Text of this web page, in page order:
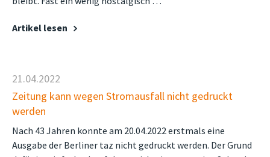
Artikel lesen
21.04.2022
Zeitung kann wegen Stromausfall nicht gedruckt
werden
Nach 43 Jahren konnte am 20.04.2022 erstmals eine
Ausgabe der Berliner taz nicht gedruckt werden. Der Grund